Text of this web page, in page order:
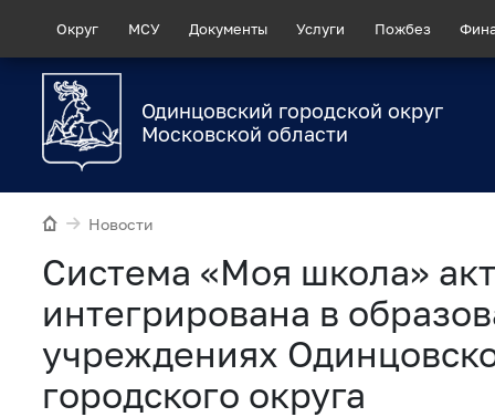
Округ МСУ Документы Услуги Пожбез
Одинцовский городской округ
Московской области
Новости
Система «Моя школа»
интегрирована в
учреждениях
городского округа